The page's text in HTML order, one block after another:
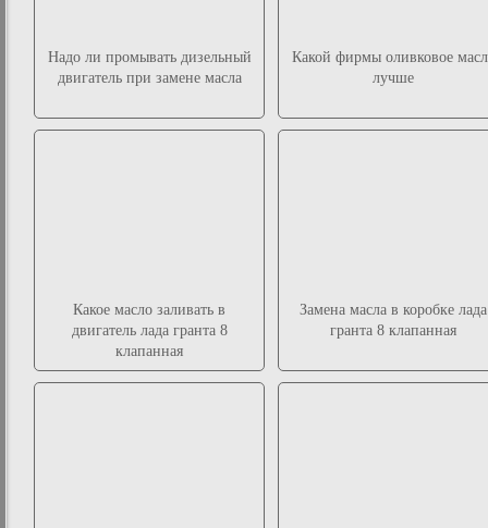
Надо ли промывать дизельный
двигатель при замене масла
Какой фирмы оливковое
лучше
Какое масло заливать в
двигатель лада гранта 8
клапанная
Замена масла в коробке лада
гранта 8 клапанная